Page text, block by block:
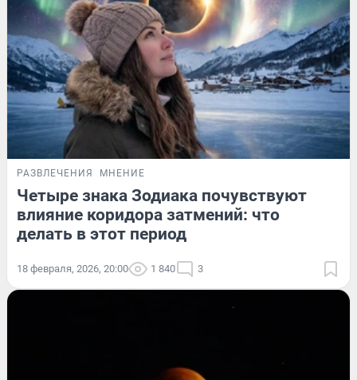
РАЗВЛЕЧЕНИЯ МНЕНИЕ
Четыре знака Зодиака почувствуют
влияние коридора затмений: что
делать в этот период
18 февраля, 2026, 20:00 1 840 3